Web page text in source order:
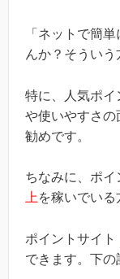
「ネットで簡単
んか？そういう
特に、人気ポイ
や使いやすさの
勧めです。
ちなみに、ポイ
上 を稼いでいる
ポイントサイト
できます。下の